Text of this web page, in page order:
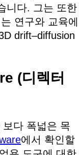
니다. 그는 또한
연구와 교육에
drift–diffusion
(디렉터
다 폭넓은 목
에서 확인할